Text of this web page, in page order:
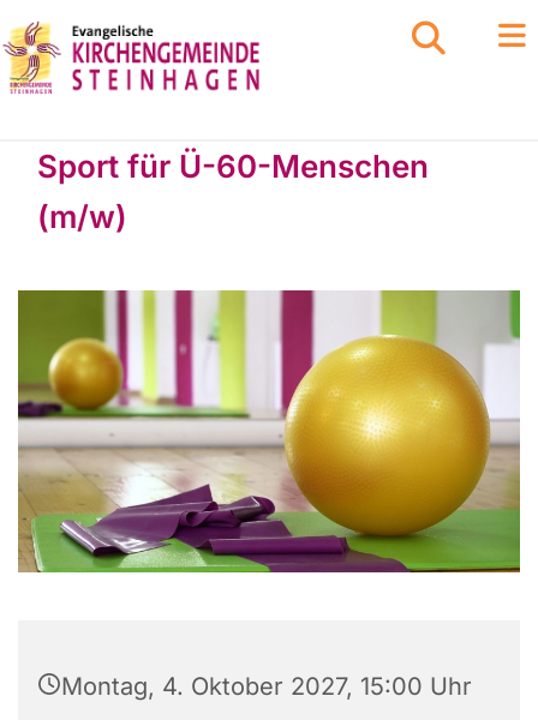
Sport für Ü-60-Menschen
(m/w)
Montag, 4. Oktober 2027, 15:00 Uhr